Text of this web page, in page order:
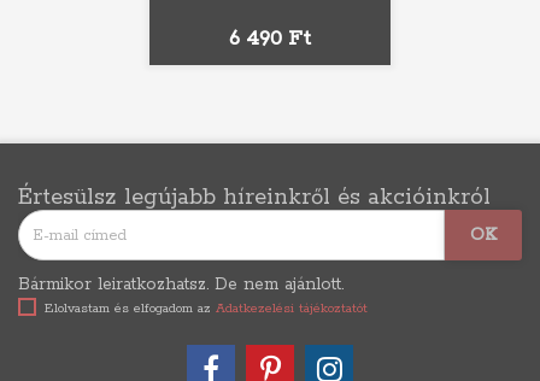
Ár
6 490 Ft
Értesülsz legújabb híreinkről és akcióinkról
Bármikor leiratkozhatsz. De nem ajánlott.
Elolvastam és elfogadom az Adatkezelési tájékoztatót